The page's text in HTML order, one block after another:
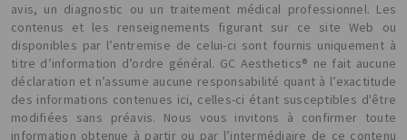
avis, un diagnostic ou un traitement médical professionnel. Les
contenus et les renseignements figurant sur ce site Web ou
disponibles par l’entremise de celui-ci sont fournis uniquement à
titre d’information d’ordre général. GC Aesthetics® ne fait aucune
déclaration et n’assume aucune responsabilité quant à l’exactitude
des informations contenues ici, celles-ci étant susceptibles d'être
modifiées sans préavis. Nous vous invitons à confirmer toute
information obtenue à partir ou par l’intermédiaire de ce contenu